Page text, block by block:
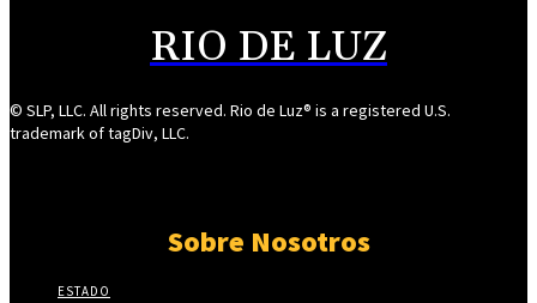
RIO DE LUZ
© SLP, LLC. All rights reserved. Rio de Luz® is a registered U.S.
trademark of tagDiv, LLC.
Sobre Nosotros
ESTADO